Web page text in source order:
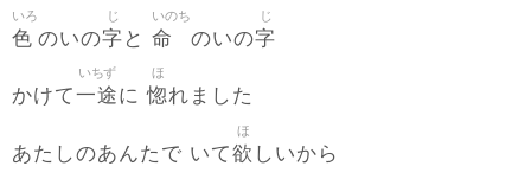
色
いろ
のいの字
じ
と 命
いのち
のいの字
じ
かけて一途
いちず
に惚
ほ
れました
あたしのあんたで いて欲
ほ
しいから